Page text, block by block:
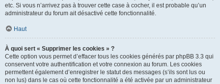
etc. Si vous n’arrivez pas à trouver cette case à cocher, il est probable qu’un
administrateur du forum ait désactivé cette fonctionnalité.
Haut
À quoi sert « Supprimer les cookies » ?
Cette option vous permet d’effacer tous les cookies générés par phpBB 3.3 qui
conservent votre authentification et votre connexion au forum. Les cookies
permettent également d’enregistrer le statut des messages (s’ils sont lus ou
non lus) dans le cas où cette fonctionnalité a été activée par un administrateur